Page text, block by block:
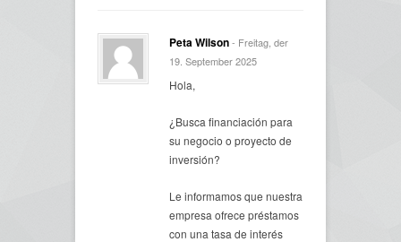
Peta Wilson- Freitag, der
19. September 2025
Hola,
¿Busca financiación para
su negocio o proyecto de
inversión?
Le informamos que nuestra
empresa ofrece préstamos
con una tasa de interés